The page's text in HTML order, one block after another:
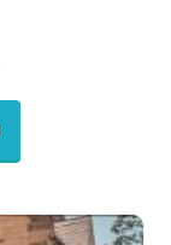
Dieses
auf.